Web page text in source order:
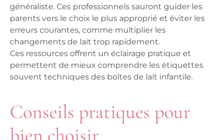
généraliste. Ces professionnels sauront guider les
parents vers le choix le plus approprié et éviter les
erreurs courantes, comme multiplier les
changements de lait trop rapidement.
Ces ressources offrent un éclairage pratique et
permettent de mieux comprendre les étiquettes
souvent techniques des boîtes de lait infantile.
Conseils pratiques pour
bien choisir